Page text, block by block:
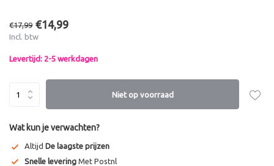
€17,99 €14,99
Incl. btw
Levertijd: 2-5 werkdagen
Niet op voorraad
Wat kun je verwachten?
Altijd De laagste prijzen
Snelle levering Met Postnl